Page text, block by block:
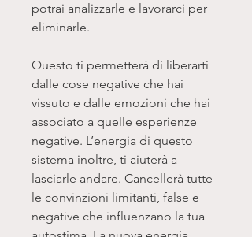
potrai analizzarle e lavorarci per
eliminarle.
Questo ti permetterà di liberarti
dalle cose negative che hai
vissuto e dalle emozioni che hai
associato a quelle esperienze
negative. L’energia di questo
sistema inoltre, ti aiuterà a
lasciarle andare. Cancellerà tutte
le convinzioni limitanti, false e
negative che influenzano la tua